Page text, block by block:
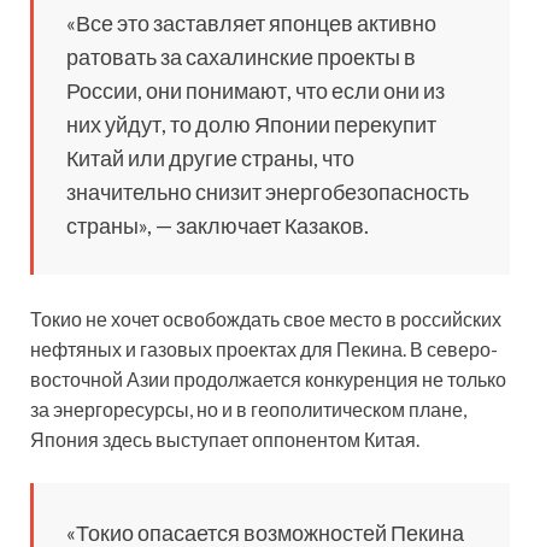
«Все это заставляет японцев активно
ратовать за сахалинские проекты в
России, они понимают, что если они из
них уйдут, то долю Японии перекупит
Китай или другие страны, что
значительно снизит энергобезопасность
страны», — заключает Казаков.
Токио не хочет освобождать свое место в российских
нефтяных и газовых проектах для Пекина. В северо-
восточной Азии продолжается конкуренция не только
за энергоресурсы, но и в геополитическом плане,
Япония здесь выступает оппонентом Китая.
«Токио опасается возможностей Пекина